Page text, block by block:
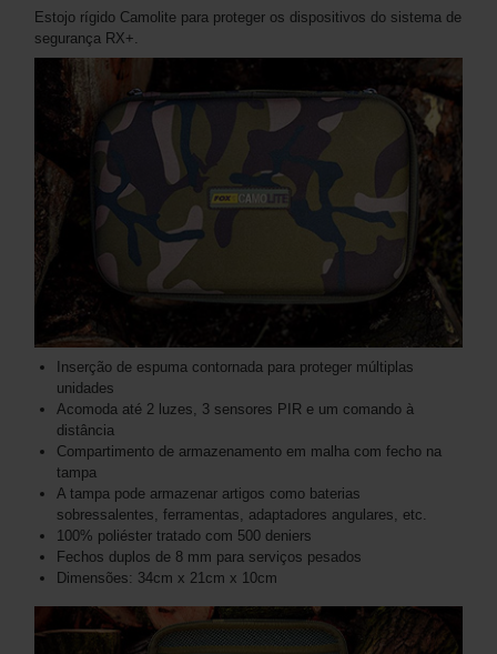
Estojo rígido Camolite para proteger os dispositivos do sistema de
segurança RX+.
Inserção de espuma contornada para proteger múltiplas
unidades
Acomoda até 2 luzes, 3 sensores PIR e um comando à
distância
Compartimento de armazenamento em malha com fecho na
tampa
A tampa pode armazenar artigos como baterias
sobressalentes, ferramentas, adaptadores angulares, etc.
100% poliéster tratado com 500 deniers
Fechos duplos de 8 mm para serviços pesados
Dimensões: 34cm x 21cm x 10cm